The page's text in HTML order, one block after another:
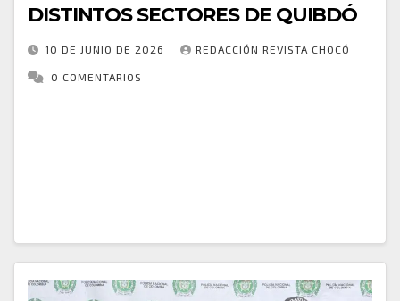
DISTINTOS SECTORES DE QUIBDÓ
10 DE JUNIO DE 2026 REDACCIÓN REVISTA CHOCÓ
0 COMENTARIOS